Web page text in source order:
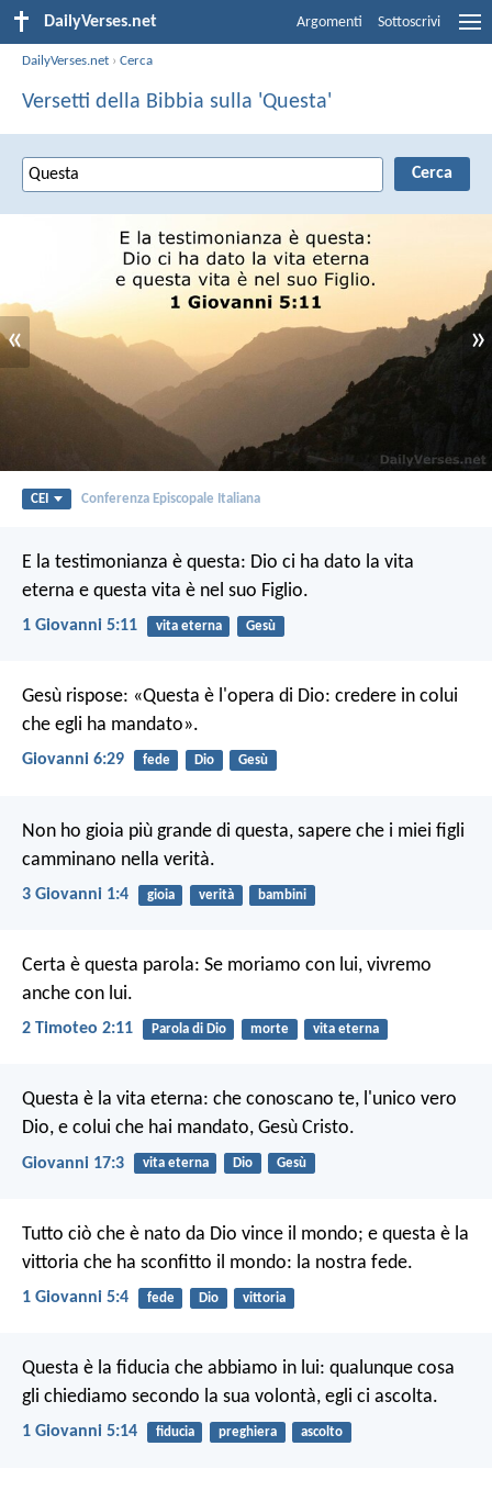
DailyVerses.net Argomenti Sottoscrivi
DailyVerses.net ›Cerca
Versetti della Bibbia sulla 'Questa'
« »
CEI Conferenza Episcopale Italiana
E la testimonianza è questa: Dio ci ha dato la vita
eterna e questa vita è nel suo Figlio.
1 Giovanni 5:11 vita eterna Gesù
Gesù rispose: «Questa è l'opera di Dio: credere in colui
che egli ha mandato».
Giovanni 6:29 fede Dio Gesù
Non ho gioia più grande di questa, sapere che i miei figli
camminano nella verità.
3 Giovanni 1:4 gioia verità bambini
Certa è questa parola: Se moriamo con lui, vivremo
anche con lui.
2 Timoteo 2:11 Parola di Dio morte vita eterna
Questa è la vita eterna: che conoscano te, l'unico vero
Dio, e colui che hai mandato, Gesù Cristo.
Giovanni 17:3 vita eterna Dio Gesù
Tutto ciò che è nato da Dio vince il mondo; e questa è la
vittoria che ha sconfitto il mondo: la nostra fede.
1 Giovanni 5:4 fede Dio vittoria
Questa è la fiducia che abbiamo in lui: qualunque cosa
gli chiediamo secondo la sua volontà, egli ci ascolta.
1 Giovanni 5:14 fiducia preghiera ascolto